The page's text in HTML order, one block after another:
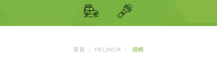
首頁 HELINOX 摺椅